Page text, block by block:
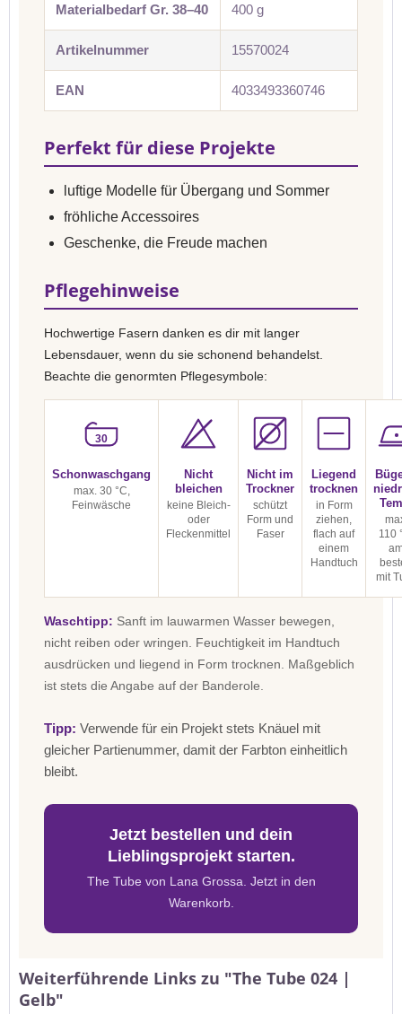
Materialbedarf Gr. 38–40 400 g
Artikelnummer 15570024
EAN 4033493360746
Perfekt für diese Projekte
luftige Modelle für Übergang und Sommer
fröhliche Accessoires
Geschenke, die Freude machen
Pflegehinweise
Hochwertige Fasern danken es dir mit langer
Lebensdauer, wenn du sie schonend behandelst.
Beachte die genormten Pflegesymbole:
30
Schonwaschgang
max. 30 °C,
Feinwäsche
Nicht
bleichen
keine Bleich-
oder
Fleckenmittel
Nicht im
Trockner
schützt
Form und
Faser
Liegend
trocknen
in Form
ziehen,
flach auf
einem
Handtuch
110
mit
Waschtipp: Sanft im lauwarmen Wasser bewegen,
nicht reiben oder wringen. Feuchtigkeit im Handtuch
ausdrücken und liegend in Form trocknen. Maßgeblich
ist stets die Angabe auf der Banderole.
Tipp: Verwende für ein Projekt stets Knäuel mit
gleicher Partienummer, damit der Farbton einheitlich
bleibt.
Jetzt bestellen und dein
Lieblingsprojekt starten.
The Tube von Lana Grossa. Jetzt in den
Warenkorb.
Weiterführende Links zu "The Tube 024 |
Gelb"